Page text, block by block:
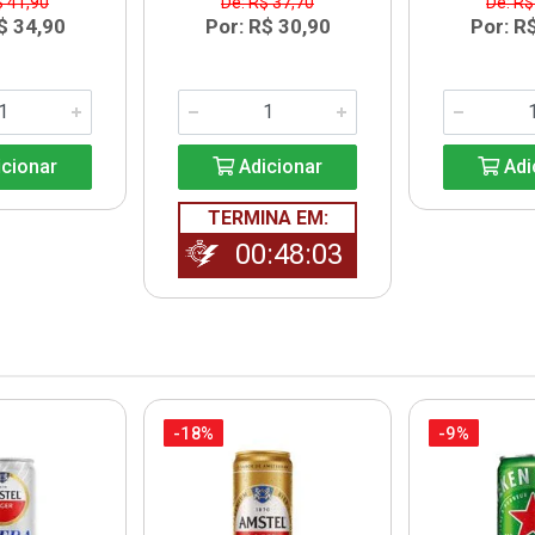
34,90 Por: R$ 30,90
Adicionar
TERMINA EM:
00:48:01
Por:
-18% -9%